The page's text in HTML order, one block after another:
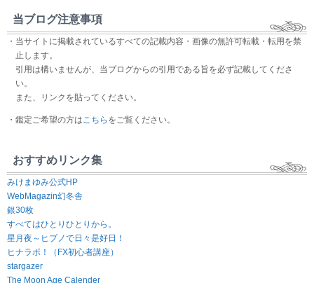
当ブログ注意事項
・当サイトに掲載されているすべての記載内容・画像の無許可転載・転用を禁
止します。
引用は構いませんが、当ブログからの引用である旨を必ず記載してくださ
い。
また、リンクを貼ってください。
・鑑定ご希望の方はこちら をご覧ください。
おすすめリンク集
みけまゆみ公式HP
WebMagazin幻冬舎
銀30枚
すべてはひとりひとりから。
星月夜～ヒプノで日々是好日！
ヒナラボ！（FX初心者講座）
stargazer
The Moon Age Calender